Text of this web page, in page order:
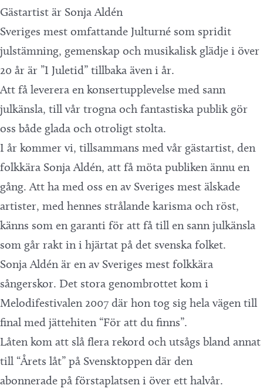
Gästartist är Sonja Aldén
Sveriges mest omfattande Julturné som spridit
julstämning, gemenskap och musikalisk glädje i över
20 år är ”I Juletid” tillbaka även i år.
Att få leverera en konsertupplevelse med sann
julkänsla, till vår trogna och fantastiska publik gör
oss både glada och otroligt stolta.
I år kommer vi, tillsammans med vår gästartist, den
folkkära Sonja Aldén, att få möta publiken ännu en
gång. Att ha med oss en av Sveriges mest älskade
artister, med hennes strålande karisma och röst,
känns som en garanti för att få till en sann julkänsla
som går rakt in i hjärtat på det svenska folket.
Sonja Aldén är en av Sveriges mest folkkära
sångerskor. Det stora genombrottet kom i
Melodifestivalen 2007 där hon tog sig hela vägen till
final med jättehiten “För att du finns”.
Låten kom att slå flera rekord och utsågs bland annat
till “Årets låt” på Svensktoppen där den
abonnerade på förstaplatsen i över ett halvår.